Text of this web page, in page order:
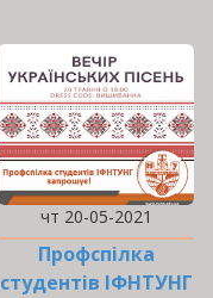
чт 20-05-2021
Профспілка
студентів ІФНТУНГ